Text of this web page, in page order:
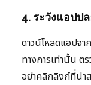
4. ระวังแอปป
ดาวน์โหลดแอปจ
ทางการเท่านั้น
อย่าคลิกลิงก์ที่น่า